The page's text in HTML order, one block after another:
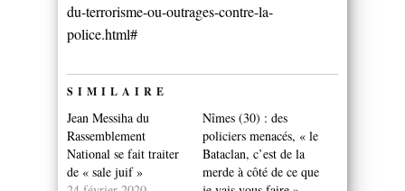
du-terrorisme-ou-outrages-contre-la-
police.html#
SIMILAIRE
Jean Messiha du
Rassemblement
National se fait traiter
de « sale juif »
Nîmes (30) : des
policiers menacés, « le
Bataclan, c’est de la
merde à côté de ce que